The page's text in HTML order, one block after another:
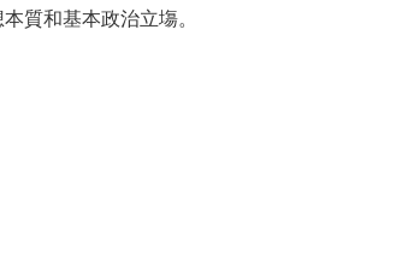
質和基本政治立塲。